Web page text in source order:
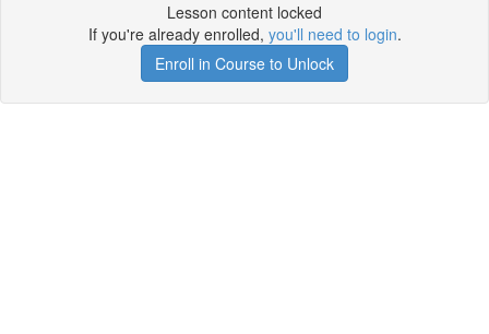
Lesson content locked
If you're already enrolled, you'll need to login.
Enroll in Course to Unlock